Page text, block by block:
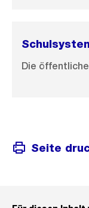
Die
Seite